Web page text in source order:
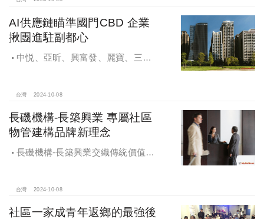
AI供應鏈瞄準國門CBD 企業
揪團進駐副都心
中悦、亞昕、興富發、麗寶、三發
未來還陸續有超過7萬坪辦公樓面積新
台灣 2024-10-08
長磯機構-長築興業 專屬社區
物管建構品牌新理念
長磯機構-長築興業交織傳統價值與
家邸「長築白樓1」
台灣 2024-10-08
社區一家成青年返鄉的最強後